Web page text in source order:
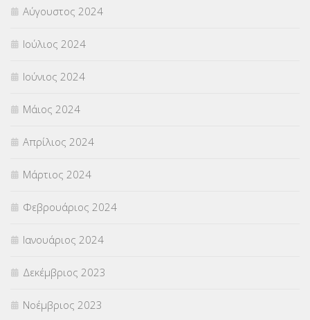
Αύγουστος 2024
Ιούλιος 2024
Ιούνιος 2024
Μάιος 2024
Απρίλιος 2024
Μάρτιος 2024
Φεβρουάριος 2024
Ιανουάριος 2024
Δεκέμβριος 2023
Νοέμβριος 2023